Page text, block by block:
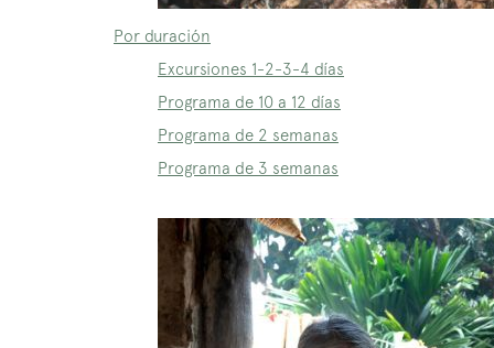
Por duración
Excursiones 1-2-3-4 días
Programa de 10 a 12 días
Programa de 2 semanas
Programa de 3 semanas